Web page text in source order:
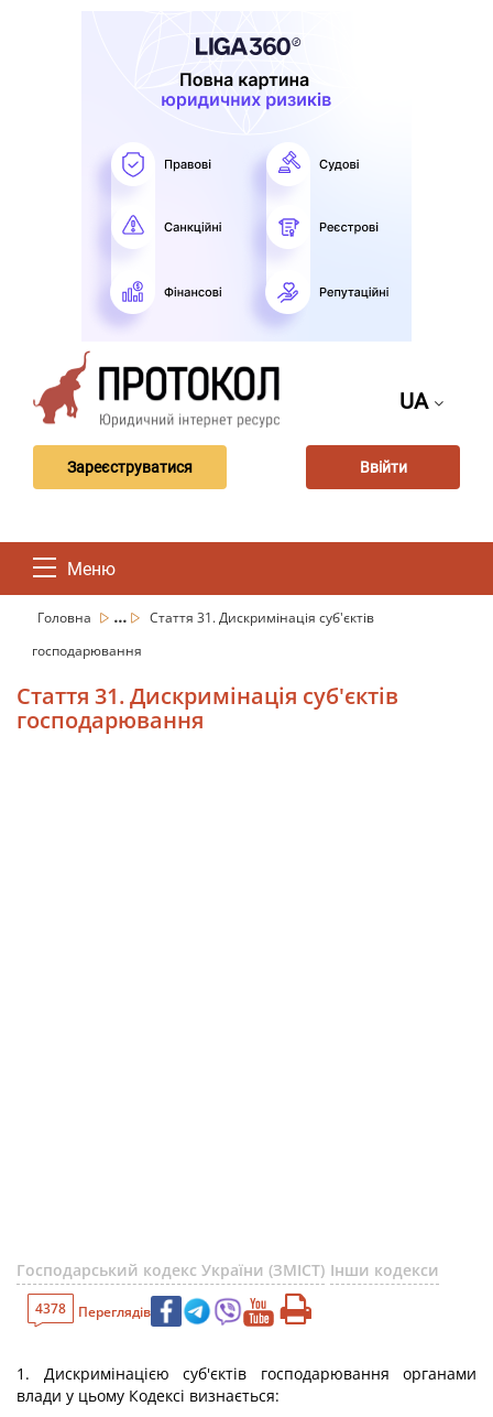
UA
Зареєструватися Ввійти
Меню
Головна ...
Стаття 31. Дискримінація суб'єктів
господарювання
Стаття 31. Дискримінація суб'єктів
господарювання
Господарський кодекс України (ЗМІСТ) Інши кодекси
4378 Переглядів
1. Дискримінацією суб'єктів господарювання органами
влади у цьому Кодексі визнається: